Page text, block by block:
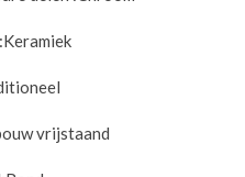
Keramiek
vrijstaand